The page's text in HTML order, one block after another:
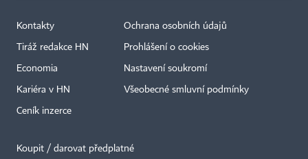
Kontakty
Tiráž redakce HN
Economia
Kariéra v HN
Ceník inzerce
Ochrana osobních údajů
Prohlášení o cookies
Nastavení soukromí
Všeobecné smluvní podmínky
Koupit / darovat předplatné